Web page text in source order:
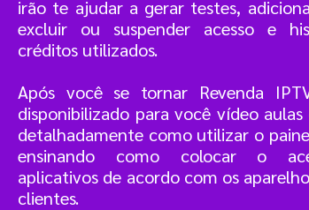
irão te ajudar a gerar testes,
excluir ou suspender acesso e
créditos utilizados.
Após você se tornar Revenda
disponibilizado para você vídeo aulas
detalhadamente como utilizar o
ensinando como colocar o
aplicativos de acordo com os
clientes.